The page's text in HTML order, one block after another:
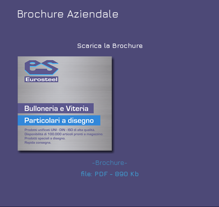
Brochure Aziendale
Scarica la Brochure
-Brochure-
file: PDF - 890 Kb